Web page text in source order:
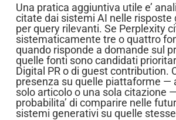
Una pratica aggiuntiva utile e’
citate dai sistemi AI nelle risposte
per query rilevanti. Se Perplexity
sistematicamente tre o quattro
quando risponde a domande sul
quelle fonti sono candidati
Digital PR o di guest contribution.
presenza su quelle piattaforme —
solo articolo o una sola citazione
probabilita’ di comparire nelle
sistemi generativi su quelle